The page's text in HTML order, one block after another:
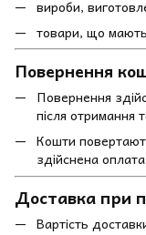
вироби,
товари, що
Повернення
Повернення
після отримання
Кошти
здійснена оплата
Доставка при
Вартість